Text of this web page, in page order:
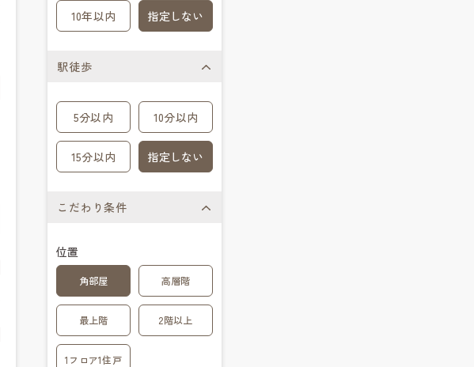
10年以内 指定しない
駅徒歩
5分以内 10分以内
15分以内 指定しない
こだわり条件
位置
角部屋 高層階
最上階 2階以上
1フロア1住戸